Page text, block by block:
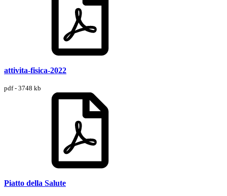
attivita-fisica-2022
pdf - 3748 kb
Piatto della Salute